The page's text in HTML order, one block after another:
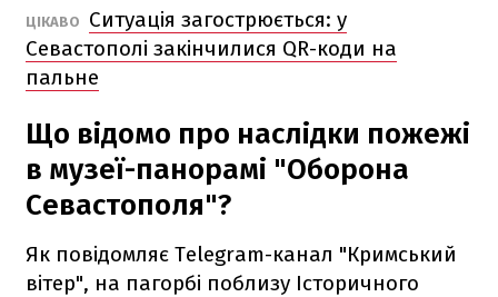
ЦІКАВО
Ситуація загострюється: у
Севастополі закінчилися QR-коди на
пальне
Що відомо про наслідки пожежі
в музеї-панорамі "Оборона
Севастополя"?
Як повідомляє Telegram-канал "Кримський
вітер", на пагорбі поблизу Історичного